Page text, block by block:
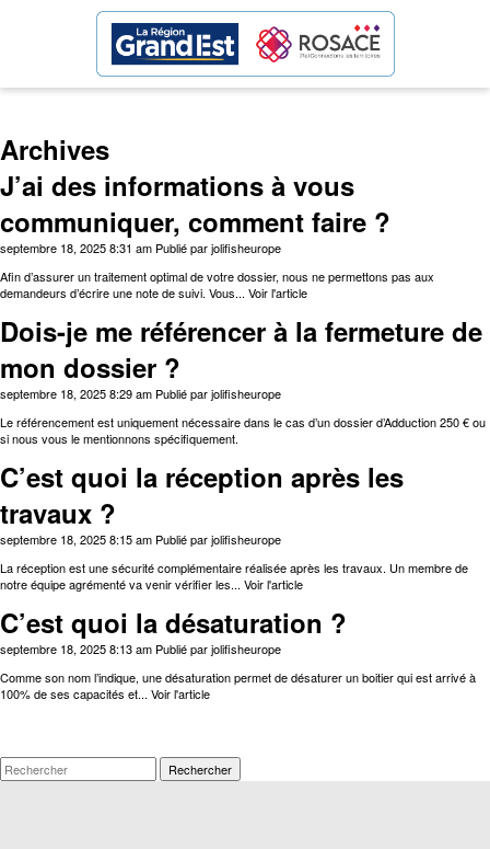
Archives
J’ai des informations à vous
communiquer, comment faire ?
septembre 18, 2025 8:31 am Publié parjolifisheurope
Afin d’assurer un traitement optimal de votre dossier, nous ne permettons pas aux
demandeurs d’écrire une note de suivi. Vous... Voir l'article
Dois-je me référencer à la fermeture de
mon dossier ?
septembre 18, 2025 8:29 am Publié parjolifisheurope
Le référencement est uniquement nécessaire dans le cas d’un dossier d’Adduction 250 € ou
si nous vous le mentionnons spécifiquement.
C’est quoi la réception après les
travaux ?
septembre 18, 2025 8:15 am Publié parjolifisheurope
La réception est une sécurité complémentaire réalisée après les travaux. Un membre de
notre équipe agrémenté va venir vérifier les... Voir l'article
C’est quoi la désaturation ?
septembre 18, 2025 8:13 am Publié parjolifisheurope
Comme son nom l’indique, une désaturation permet de désaturer un boitier qui est arrivé à
100% de ses capacités et... Voir l'article
Rechercher